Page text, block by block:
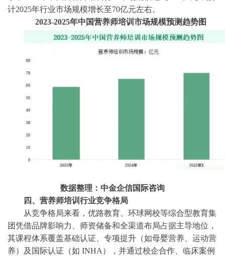
计2025年行业市场规模增长至70亿元左右。
2023-2025年中国营养师培训市场规模预测趋势图
数据整理：中金企信国际咨询
四、营养师培训行业竞争格局
‌从竞争格局来看，优路教育、环球网校等综合型教育集
团凭借品牌影响力、师资储备和全渠道布局占据主导地位，
其课程体系覆盖基础认证、专项提升（如母婴营养、运动营
养）及国际认证（如 INHA），并通过校企合作、临床案例